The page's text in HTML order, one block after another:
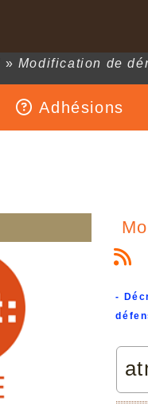
» Modification de
Adhésions
-